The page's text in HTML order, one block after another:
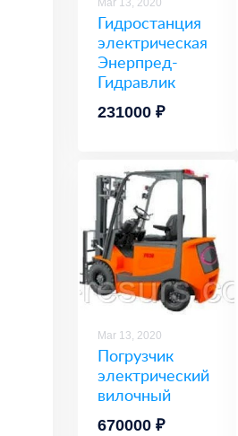
Mar 13, 2020
Гидростанция
электрическая
Энерпред-
Гидравлик
231000 ₽
Mar 13, 2020
Погрузчик
электрический
вилочный
670000 ₽